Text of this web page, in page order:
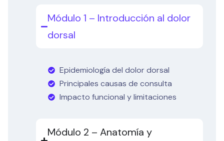
Módulo 1 – Introducción al dolor
dorsal
Epidemiología del dolor dorsal
Principales causas de consulta
Impacto funcional y limitaciones
Módulo 2 – Anatomía y